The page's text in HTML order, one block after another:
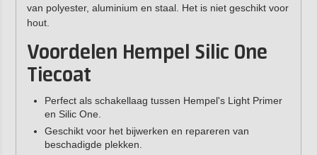
van polyester, aluminium en staal. Het is niet geschikt voor
hout.
Voordelen Hempel Silic One
Tiecoat
Perfect als schakellaag tussen Hempel's Light Primer
en Silic One.
Geschikt voor het bijwerken en repareren van
beschadigde plekken.